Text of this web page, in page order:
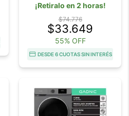
¡Retiralo en 2 horas!
$74.776
$33.649
55% OFF
DESDE 6 CUOTAS SIN INTERÉS